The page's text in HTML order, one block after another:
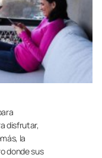
disfrutar,
la
donde sus